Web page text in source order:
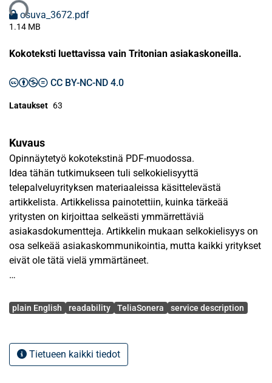
osuva_3672.pdf
1.14 MB
Kokoteksti luettavissa vain Tritonian asiakaskoneilla.
CC BY-NC-ND 4.0
Lataukset 63
Kuvaus
Opinnäytetyö kokotekstinä PDF-muodossa.
Idea tähän tutkimukseen tuli selkokielisyyttä
telepalveluyrityksen materiaaleissa käsittelevästä
artikkelista. Artikkelissa painotettiin, kuinka tärkeää
yritysten on kirjoittaa selkeästi ymmärrettäviä
asiakasdokumentteja. Artikkelin mukaan selkokielisyys on
osa selkeää asiakaskommunikointia, mutta kaikki yritykset
eivät ole tätä vielä ymmärtäneet.
TeliaSoneran laajakaistapalveluiden palvelukuvaukset
kriteerien kautta. Tutkimusmateriaali koostui kymmenestä
TeliaSoneran laajakaistapalveluiden englanninkielisestä
Avainsanat
plain English readability TeliaSonera service description
Tietueen kaikki tiedot